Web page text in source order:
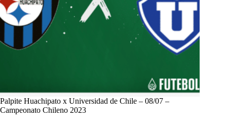
Palpite Huachipato x Universidad de Chile – 08/07 –
Campeonato Chileno 2023